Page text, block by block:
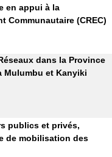
en appui à la
Communautaire (CREC)
dans la Province
Mulumbu et Kanyiki
publics et privés,
de mobilisation des